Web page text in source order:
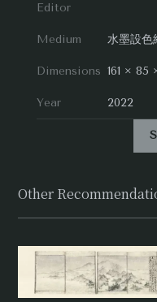
Editor
Medium 水墨設色
Dimensions 161 × 85
Year 2022
Other